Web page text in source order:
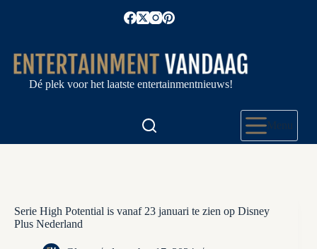
Dé plek voor het laatste entertainmentnieuws!
Menu
Serie High Potential is vanaf 23 januari te zien op Disney
Plus Nederland